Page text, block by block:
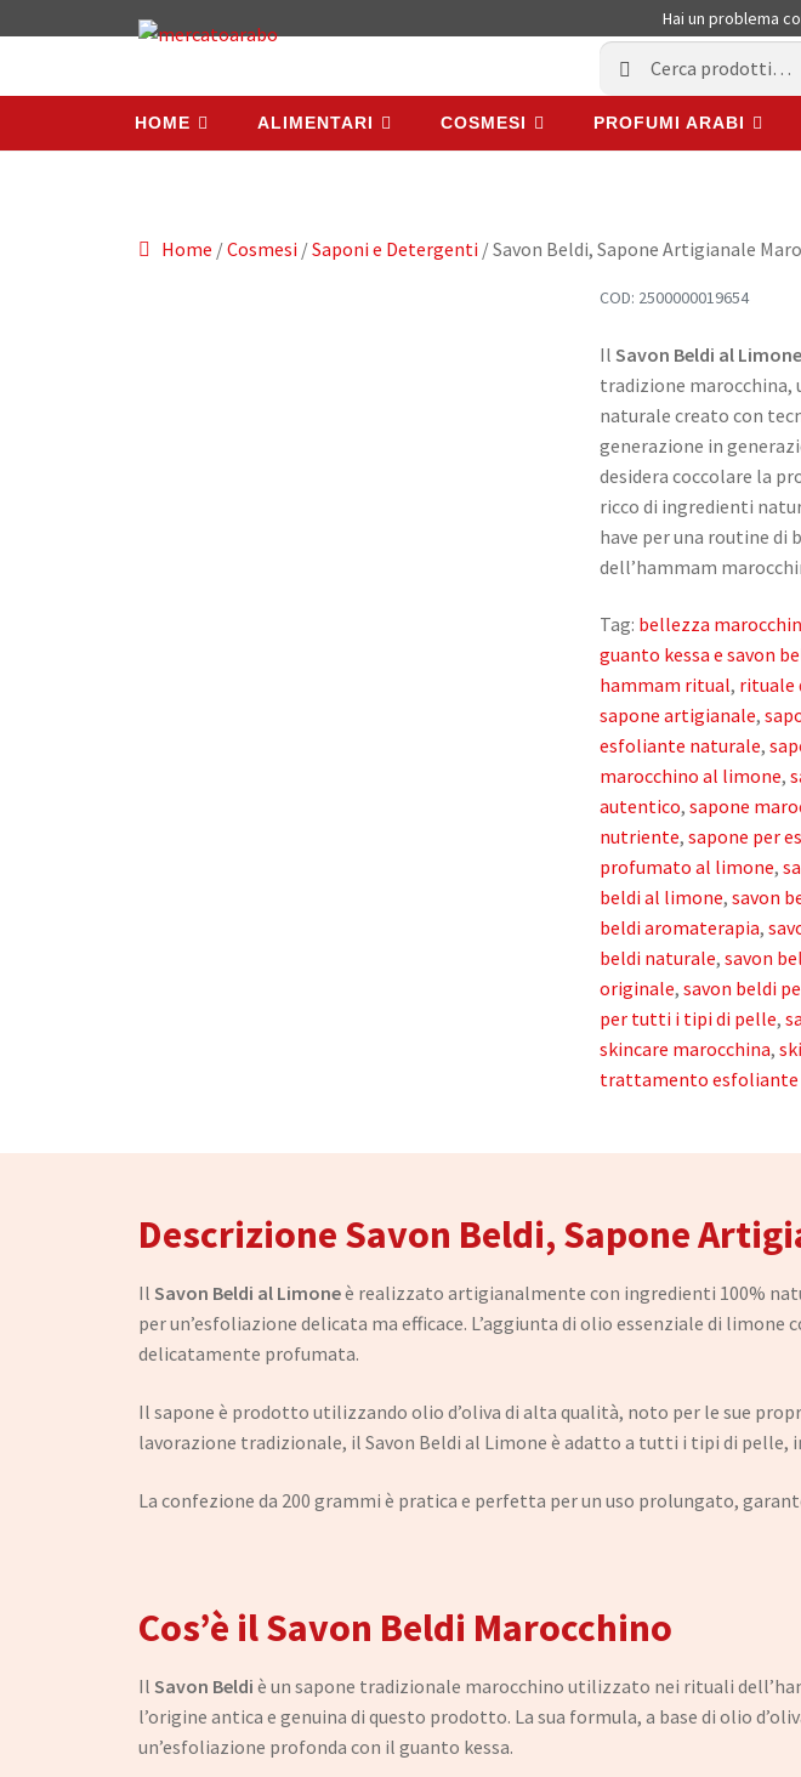
Hai un problema
HOME ALIMENTARI COSMESI PROFUMI ARABI
Home /Cosmesi /Saponi e Detergenti / Savon Beldi, Sapone Artigianale
COD: 2500000019654
Il Savon Beldi al Limone
tradizione marocchina,
naturale creato con
generazione in
desidera coccolare la
ricco di ingredienti
have per una routine
dell’hammam
Tag: bellezza
guanto kessa e savon
hammam ritual, rituale
sapone artigianale,
esfoliante naturale,
marocchino al limone,
autentico, sapone
nutriente, sapone per
profumato al limone,
beldi al limone, savon
beldi aromaterapia,
beldi naturale, savon
originale, savon beldi
per tutti i tipi di pelle,
skincare marocchina,
trattamento esfoliante
Descrizione Savon Beldi, Sapone
Il Savon Beldi al Limoneè realizzato artigianalmente con ingredienti 100%
per un’esfoliazione delicata ma efficace. L’aggiunta di olio essenziale di
delicatamente profumata.
Il sapone è prodotto utilizzando olio d’oliva di alta qualità, noto per le sue
lavorazione tradizionale, il Savon Beldi al Limone è adatto a tutti i tipi di pelle,
La confezione da 200 grammi è pratica e perfetta per un uso prolungato,
Cos’è il Savon Beldi Marocchino
Il Savon Beldi è un sapone tradizionale marocchino utilizzato nei rituali
l’origine antica e genuina di questo prodotto. La sua formula, a base di olio
un’esfoliazione profonda con il guanto kessa.